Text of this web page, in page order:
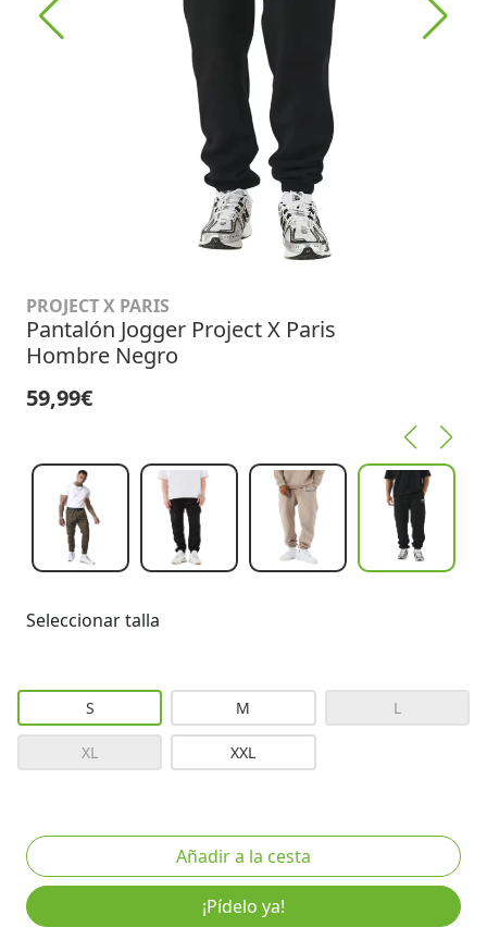
PROJECT X PARIS
Pantalón Jogger Project X Paris
Hombre Negro
59,99€
Seleccionar talla
S M L
XL XXL
¡Pídelo ya!